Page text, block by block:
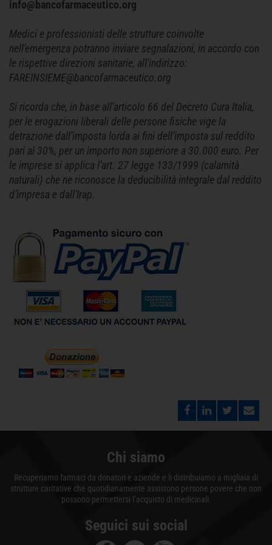
info@bancofarmaceutico.org
Medici e professionisti delle strutture coinvolte
nell’emergenza potranno inviare segnalazioni, in accordo con
le rispettive direzioni sanitarie, all'indirizzo:
FAREINSIEME@bancofarmaceutico.org
Si ricorda che, in base all’articolo 66 del Decreto Cura Italia,
per le erogazioni liberali delle persone fisiche vige la
detrazione dall’imposta lorda ai fini dell’imposta sul reddito
pari al 30%, per un importo non superiore a 30.000 euro. Per
le imprese si applica l’art. 27 legge 133/1999 (calamità
naturali) che ne riconosce la deducibilità integrale dal reddito
d’impresa e dall’Irap.
Chi siamo
Recuperiamo farmaci da donatori e aziende e li distribuiamo a migliaia di
strutture caritative che quotidianamente assistono persone povere che non
possono permettersi l’acquisto di medicinali.
Seguici sui social